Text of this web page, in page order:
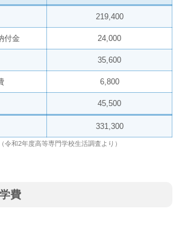
219,400
付金 24,000
35,600
6,800
45,500
331,300
令和2年度高等専門学校生活調査より）
費